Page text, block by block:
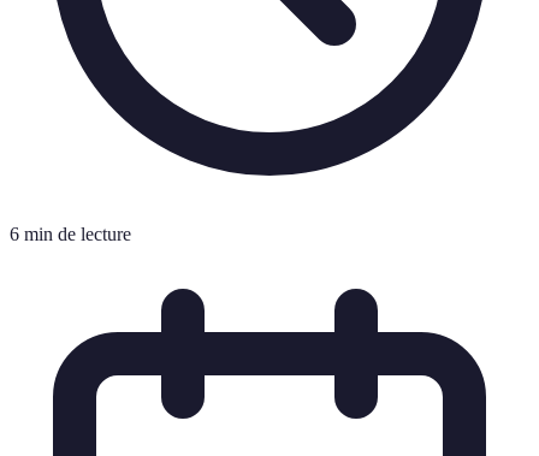
6 min de lecture